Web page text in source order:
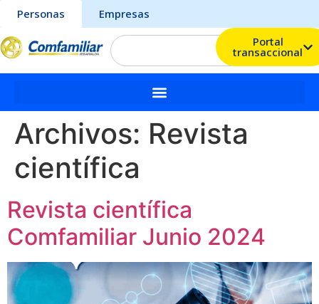
Personas
Empresas
Portal
transaccional
Archivos: Revista
científica
Revista científica
Comfamiliar Junio 2024